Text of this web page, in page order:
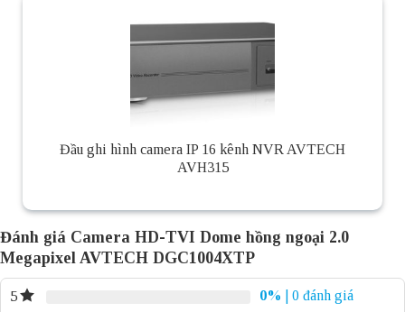
Đầu ghi hình camera IP 16 kênh NVR AVTECH
AVH315
Đánh giá Camera HD-TVI Dome hồng ngoại 2.0
Megapixel AVTECH DGC1004XTP
5 0%
| 0 đánh giá